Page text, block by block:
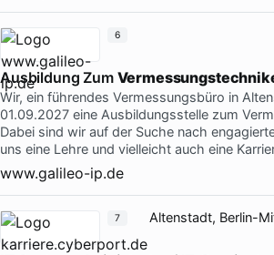
Ausbildung Zum
Wir, ein führendes Vermessungsbüro in
01.09.2027 eine Ausbildungsstelle zum
Dabei sind wir auf der Suche nach
uns eine Lehre und vielleicht auch eine
www.galileo-ip.de
6
Altenstadt, Berlin-
7